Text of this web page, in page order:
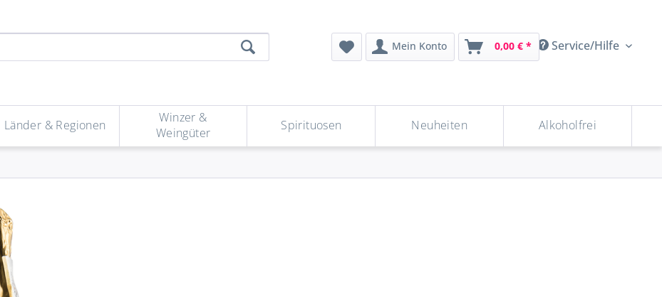
Service/Hilfe
Mein Konto 0,00 € *
Länder & Regionen
Winzer &
Weingüter
Spirituosen Neuheiten Alkoholfrei